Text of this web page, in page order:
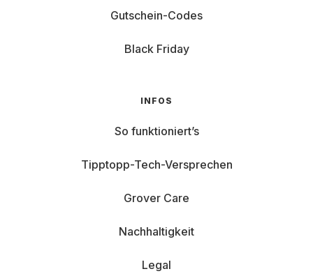
Gutschein-Codes
Black Friday
INFOS
So funktioniert’s
Tipptopp-Tech-Versprechen
Grover Care
Nachhaltigkeit
Legal